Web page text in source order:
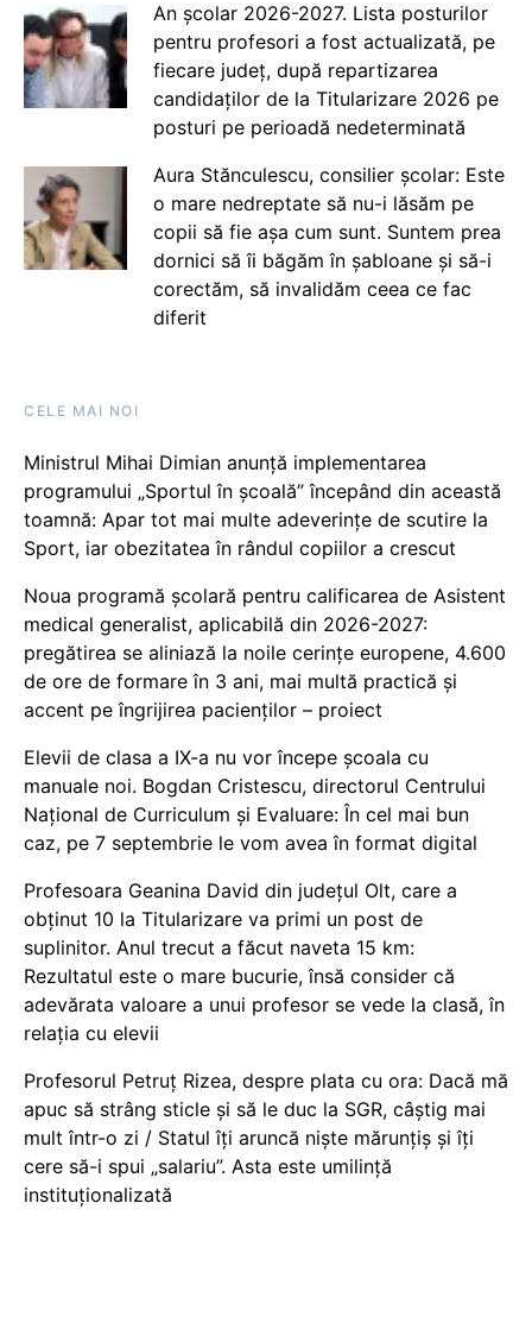
An școlar 2026-2027. Lista posturilor
pentru profesori a fost actualizată, pe
fiecare județ, după repartizarea
candidaților de la Titularizare 2026 pe
posturi pe perioadă nedeterminată
Aura Stănculescu, consilier școlar: Este
o mare nedreptate să nu-i lăsăm pe
copii să fie așa cum sunt. Suntem prea
dornici să îi băgăm în șabloane și să-i
corectăm, să invalidăm ceea ce fac
diferit
CELE MAI NOI
Ministrul Mihai Dimian anunță implementarea
programului „Sportul în școală” începând din această
toamnă: Apar tot mai multe adeverințe de scutire la
Sport, iar obezitatea în rândul copiilor a crescut
Noua programă școlară pentru calificarea de Asistent
medical generalist, aplicabilă din 2026-2027:
pregătirea se aliniază la noile cerințe europene, 4.600
de ore de formare în 3 ani, mai multă practică și
accent pe îngrijirea pacienților – proiect
Elevii de clasa a IX-a nu vor începe școala cu
manuale noi. Bogdan Cristescu, directorul Centrului
Național de Curriculum și Evaluare: În cel mai bun
caz, pe 7 septembrie le vom avea în format digital
Profesoara Geanina David din județul Olt, care a
obținut 10 la Titularizare va primi un post de
suplinitor. Anul trecut a făcut naveta 15 km:
Rezultatul este o mare bucurie, însă consider că
adevărata valoare a unui profesor se vede la clasă, în
relația cu elevii
Profesorul Petruț Rizea, despre plata cu ora: Dacă mă
apuc să strâng sticle și să le duc la SGR, câștig mai
mult într-o zi / Statul îți aruncă niște mărunțiș și îți
cere să-i spui „salariu”. Asta este umilință
instituționalizată